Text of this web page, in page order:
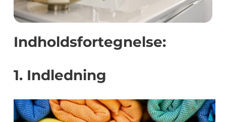
Indholdsfortegnelse:
1. Indledning